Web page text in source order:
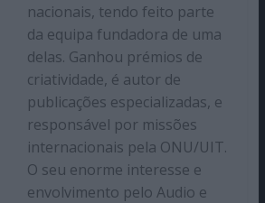
nacionais, tendo feito parte
da equipa fundadora de uma
delas. Ganhou prémios de
criatividade, é autor de
publicações especializadas, e
responsável por missões
internacionais pela ONU/UIT.
O seu enorme interesse e
envolvimento pelo Audio e